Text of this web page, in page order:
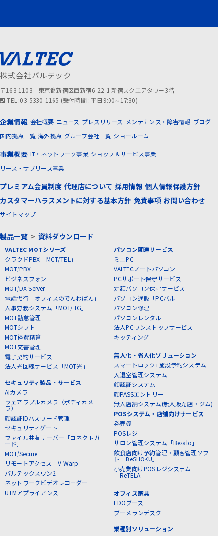
株式会社バルテック
〒163-1103 東京都新宿区西新宿6-22-1 新宿スクエアタワー3階
TEL :03-5330-1165 (受付時間 : 平日9:00∼17:30)
企業情報 会社概要 ニュース プレスリリース メンテナンス・障害情報 ブログ
国内拠点一覧 海外拠点 グループ会社一覧 ショールーム
事業概要 IT・ネットワーク事業 ショップ＆サービス事業
リース・サブリース事業
プレミアム会員制度 代理店について 採用情報 個人情報保護方針
カスタマーハラスメントに対する基本方針 免責事項 お問い合わせ
サイトマップ
製品一覧> 資料ダウンロード
VALTEC MOTシリーズ
クラウドPBX「MOT/TEL」
MOT/PBX
ビジネスフォン
MOT/DX Server
電話代行「オフィスのでんわばん」
人事労務システム「MOT/HG」
MOT勤怠管理
MOTシフト
MOT経費精算
MOT文書管理
電子契約サービス
法人光回線サービス「MOT光」
セキュリティ製品・サービス
AIカメラ
ウェアラブルカメラ（ボディカメ
ラ）
顔認証IDパスワード管理
セキュリティゲート
ファイル共有サーバー「コネクトガ
ード」
MOT/Secure
リモートアクセス「V-Warp」
バルテックスワン2
ネットワークビデオレコーダー
UTMアプライアンス
パソコン関連サービス
ミニPC
VALTECノートパソコン
PCサポート保守サービス
定額パソコン保守サービス
パソコン通販「PCバル」
パソコン修理
パソコンレンタル
法人PCワンストップサービス
キッティング
無人化・省人化ソリューション
スマートロック+施設予約システム
入退室管理システム
顔認証システム
顔PASSエントリー
無人店舗システム(無人販売店・ジム)
POSシステム・店舗向けサービス
券売機
POSレジ
サロン管理システム「Besalo」
飲食店向け予約管理・顧客管理ソフ
ト「BeSHOKU」
小売業向けPOSレジシステム
「ReTELA」
オフィス家具
EDOブース
ブーメランデスク
業種別ソリューション